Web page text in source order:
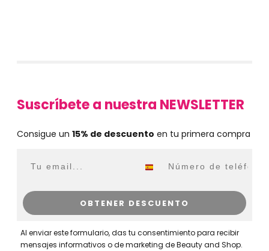
Suscríbete a nuestra NEWSLETTER
Consigue un 15% de descuento en tu primera compra
OBTENER DESCUENTO
Al enviar este formulario, das tu consentimiento para recibir
mensajes informativos o de marketing de Beauty and Shop.